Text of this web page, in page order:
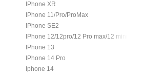
IPhone XR
IPhone 11/Pro/ProMax
IPhone SE2
IPhone 12/12pro/12 Pro max/12 mini.
IPhone 13
IPhone 14 Pro
Iphone 14